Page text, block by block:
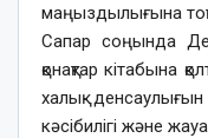
маңыздылығына
Сапар соңында
қонақтар кітабына
халық
кәсібилігі және